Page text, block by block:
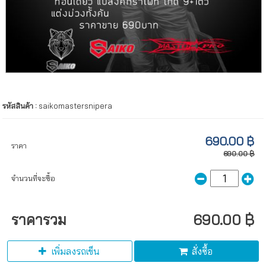
รหัสสินค้า : saikomastersnipera
ราคา 690.00 ฿
690.00 ฿
จำนวนที่จะซื้อ
ราคารวม 690.00 ฿
เพิ่มลงรถเข็น สั่งซื้อ